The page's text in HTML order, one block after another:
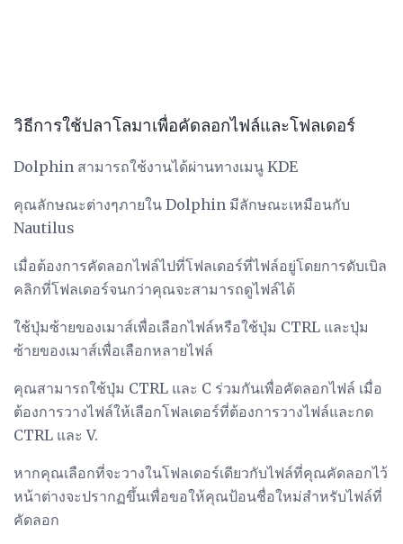
วิธีการใช้ปลาโลมาเพื่อคัดลอกไฟล์และโฟลเดอร์
Dolphin สามารถใช้งานได้ผ่านทางเมนู KDE
คุณลักษณะต่างๆภายใน Dolphin มีลักษณะเหมือนกับ
Nautilus
เมื่อต้องการคัดลอกไฟล์ไปที่โฟลเดอร์ที่ไฟล์อยู่โดยการดับเบิล
คลิกที่โฟลเดอร์จนกว่าคุณจะสามารถดูไฟล์ได้
ใช้ปุ่มซ้ายของเมาส์เพื่อเลือกไฟล์หรือใช้ปุ่ม CTRL และปุ่ม
ซ้ายของเมาส์เพื่อเลือกหลายไฟล์
คุณสามารถใช้ปุ่ม CTRL และ C ร่วมกันเพื่อคัดลอกไฟล์ เมื่อ
ต้องการวางไฟล์ให้เลือกโฟลเดอร์ที่ต้องการวางไฟล์และกด
CTRL และ V.
หากคุณเลือกที่จะวางในโฟลเดอร์เดียวกับไฟล์ที่คุณคัดลอกไว้
หน้าต่างจะปรากฏขึ้นเพื่อขอให้คุณป้อนชื่อใหม่สำหรับไฟล์ที่
คัดลอก